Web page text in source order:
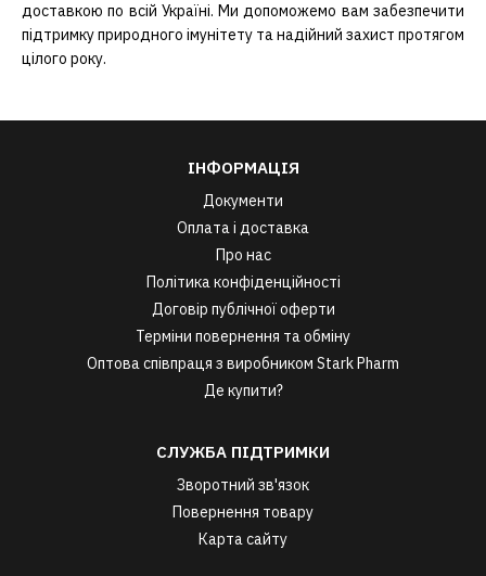
доставкою по всій Україні. Ми допоможемо вам забезпечити
підтримку природного імунітету та надійний захист протягом
цілого року.
ІНФОРМАЦІЯ
Документи
Оплата і доставка
Про нас
Політика конфіденційності
Договір публічної оферти
Терміни повернення та обміну
Оптова співпраця з виробником Stark Pharm
Де купити?
СЛУЖБА ПІДТРИМКИ
Зворотний зв'язок
Повернення товару
Карта сайту